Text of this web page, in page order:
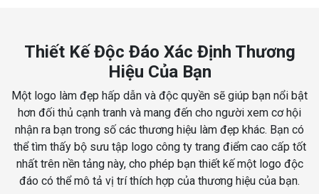
Thiết Kế Độc Đáo Xác Định Thương
Hiệu Của Bạn
Một logo làm đẹp hấp dẫn và độc quyền sẽ giúp bạn nổi bật
hơn đối thủ cạnh tranh và mang đến cho người xem cơ hội
nhận ra bạn trong số các thương hiệu làm đẹp khác. Bạn có
thể tìm thấy bộ sưu tập logo công ty trang điểm cao cấp tốt
nhất trên nền tảng này, cho phép bạn thiết kế một logo độc
đáo có thể mô tả vị trí thích hợp của thương hiệu của bạn.